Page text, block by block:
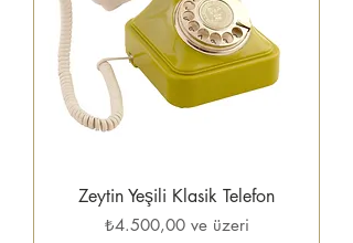
Zeytin Yeşili Klasik Telefon
₺4.500,00ve üzeri
İndirimli Fiyat